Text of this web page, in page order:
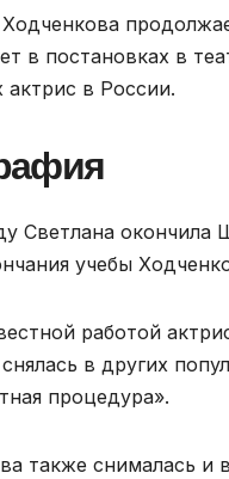
в постановках в
в России.
Светлана
учебы
работой
в других
процедура».
также снималась и